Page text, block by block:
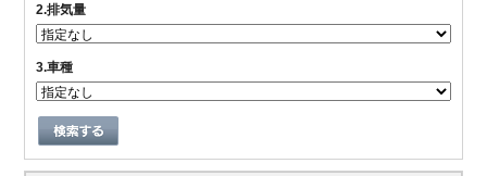
2.排気量
3.車種